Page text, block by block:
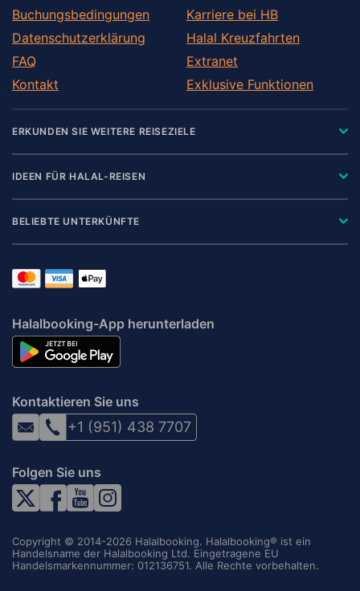
Buchungsbedingungen
Datenschutzerklärung
FAQ
Kontakt
Karriere bei HB
Halal Kreuzfahrten
Extranet
Exklusive Funktionen
ERKUNDEN SIE WEITERE REISEZIELE
IDEEN FÜR HALAL-REISEN
BELIEBTE UNTERKÜNFTE
Halalbooking-App herunterladen
Kontaktieren Sie uns
+1 (951) 438 7707
Folgen Sie uns
Copyright © 2014-2026 Halalbooking. Halalbooking® ist ein
Handelsname der Halalbooking Ltd. Eingetragene EU
Handelsmarkennummer: 012136751. Alle Rechte vorbehalten.